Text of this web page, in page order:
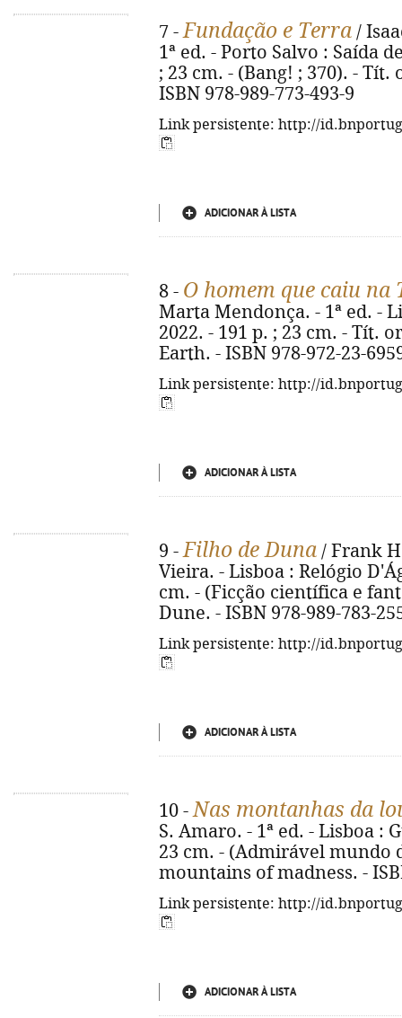
7 -Fundação e Terra /
1ª ed. - Porto Salvo : Saída
; 23 cm. - (Bang! ; 370). -
ISBN 978-989-773-493-9
Link persistente: http://
ADICIONAR À LISTA
8 - O homem que caiu na
Marta Mendonça. - 1ª ed. -
2022. - 191 p. ; 23 cm. - Tít.
Earth. - ISBN 978-972-23-
Link persistente: http://
ADICIONAR À LISTA
9 -Filho de Duna / Frank
Vieira. - Lisboa : Relógio
cm. - (Ficção científica e
Dune. - ISBN 978-989-783-
Link persistente: http://
ADICIONAR À LISTA
10 -Nas montanhas da
S. Amaro. - 1ª ed. - Lisboa :
23 cm. - (Admirável mundo
mountains of madness. -
Link persistente: http://
ADICIONAR À LISTA